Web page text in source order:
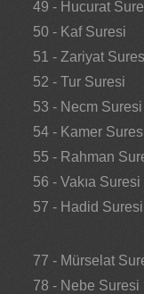
49 - Hucurat
50 - Kaf Suresi
51 - Zariyat
52 - Tur Suresi
53 - Necm Suresi
54 - Kamer
55 - Rahman
56 - Vakıa Suresi
57 - Hadid Suresi
77 - Mürselat
78 - Nebe Suresi